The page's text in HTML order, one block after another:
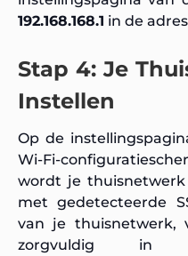
192.168.168.1 in de
Stap 4: Je
Instellen
Op de
Wi-Fi-
wordt je
met gedetecteerde
van je thuisnetwerk,
zorgvuldig in